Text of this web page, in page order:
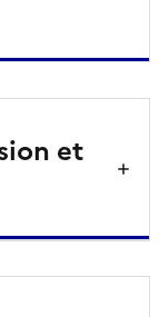
et